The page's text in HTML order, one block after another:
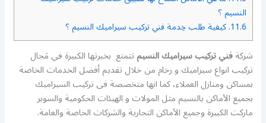
النسيم ؟
11.6. كيفية طلب خِدمة فني تركيب سيراميك النسيم ؟
شركةفني تركيب سيراميك النسيمتتمتع بخبرتها الكبيرة في مَجال
تركيب انواع سيراميك و رخام من خلال تقديم أفضل الخدمات الخاصة
بمساكن ومنازل العملاء، كما انها متخصصة فى تركيب السيراميك
بجميع الأماكن بالنسيم مثل المولات و الهيئات الحكومية والسوبر
ماركت الكبيرة وجميع الأماكن التجارية والشركات الخاصة والعامة.